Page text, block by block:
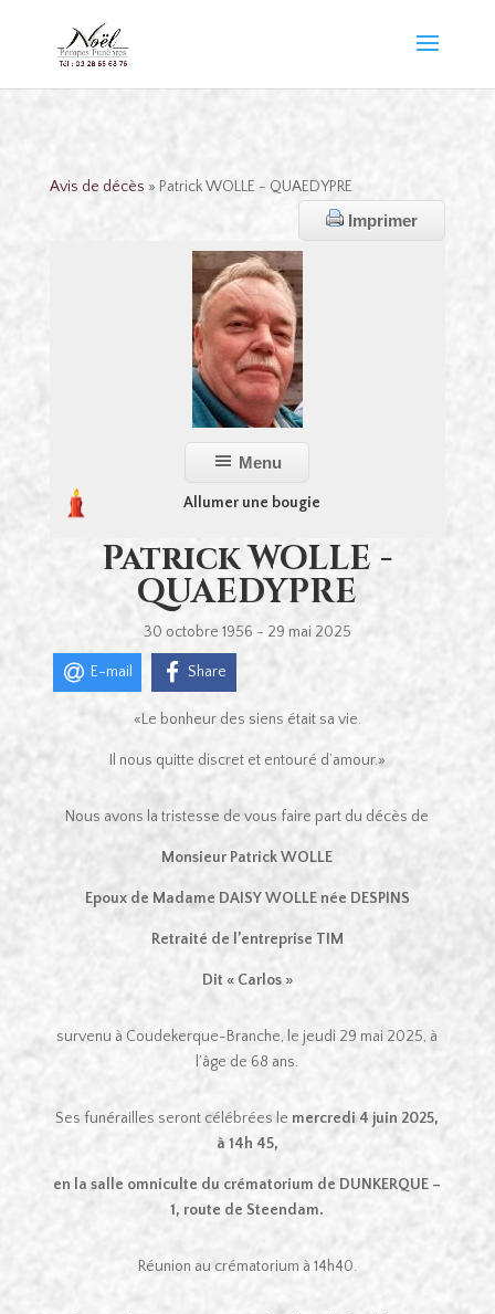
Avis de décès » Patrick WOLLE - QUAEDYPRE
Imprimer
Menu
Allumer une bougie
Patrick WOLLE -
QUAEDYPRE
30 octobre 1956 - 29 mai 2025
E-mail Share
«Le bonheur des siens était sa vie.
Il nous quitte discret et entouré d’amour.»
Nous avons la tristesse de vous faire part du décès de
Monsieur Patrick WOLLE
Epoux de Madame DAISY WOLLE née DESPINS
Retraité de l’entreprise TIM
Dit « Carlos »
survenu à Coudekerque-Branche, le jeudi 29 mai 2025, à
l’âge de 68 ans.
Ses funérailles seront célébrées le mercredi 4 juin 2025,
à 14h 45,
en la salle omniculte du crématorium de DUNKERQUE –
1, route de Steendam.
Réunion au crématorium à 14h40.